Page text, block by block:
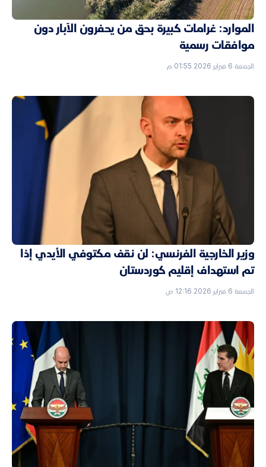
الموارد: غرامات كبيرة بحق من يحفرون الآبار دون
موافقات رسمية
الجمعة 6 فبراير 2026 01:55 م
وزير الخارجية الفرنسي: لن نقف مكتوفي الأيدي إذا
تم استهداف إقليم كوردستان
الجمعة 6 فبراير 2026 12:16 ص